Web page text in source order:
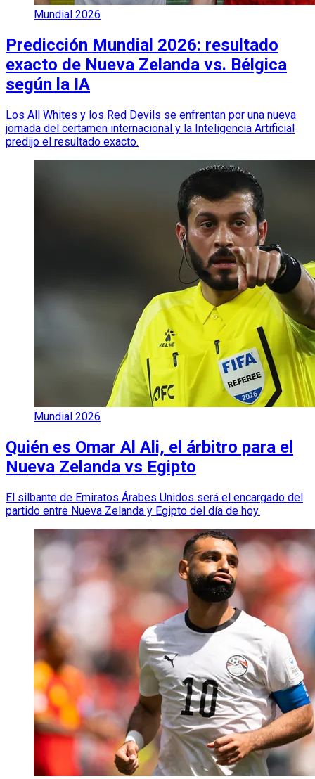
Mundial 2026
Predicción Mundial 2026: resultado
exacto de Nueva Zelanda vs. Bélgica
según la IA
Los All Whites y los Red Devils se enfrentan por una nueva
jornada del certamen internacional y la Inteligencia Artificial
predijo el resultado exacto.
Mundial 2026
Quién es Omar Al Ali, el árbitro para el
Nueva Zelanda vs Egipto
El silbante de Emiratos Árabes Unidos será el encargado del
partido entre Nueva Zelanda y Egipto del día de hoy.